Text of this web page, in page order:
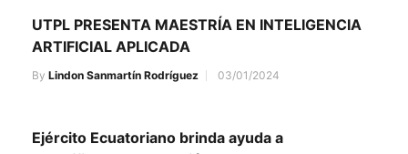
UTPL PRESENTA MAESTRÍA EN INTELIGENCIA
ARTIFICIAL APLICADA
By Lindon Sanmartín Rodríguez 03/01/2024
Ejército Ecuatoriano brinda ayuda a